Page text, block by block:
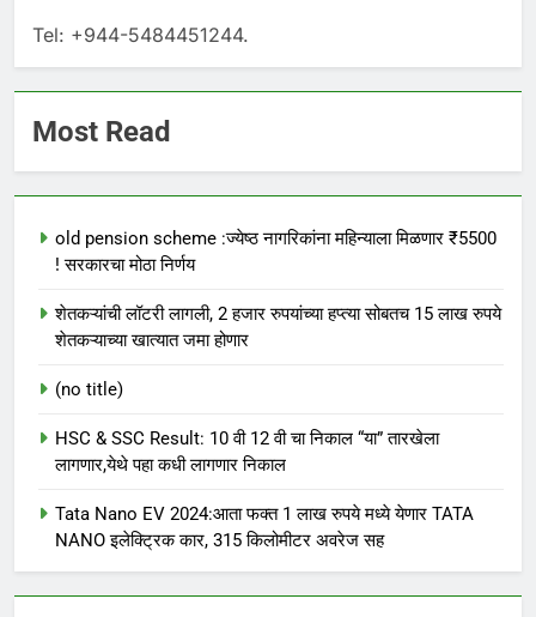
Tel: +944-5484451244.
Most Read
old pension scheme :ज्येष्ठ नागरिकांना महिन्याला मिळणार ₹5500
! सरकारचा मोठा निर्णय
शेतकऱ्यांची लॉटरी लागली, 2 हजार रुपयांच्या हप्त्या सोबतच 15 लाख रुपये
शेतकऱ्याच्या खात्यात जमा होणार
(no title)
HSC & SSC Result: 10 वी 12 वी चा निकाल “या” तारखेला
लागणार,येथे पहा कधी लागणार निकाल
Tata Nano EV 2024:आता फक्त 1 लाख रुपये मध्ये येणार TATA
NANO इलेक्ट्रिक कार, 315 किलोमीटर अवरेज सह